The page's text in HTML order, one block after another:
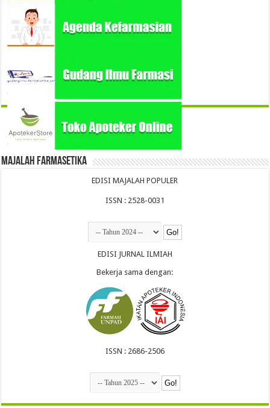
Majalah Farmasetika
EDISI MAJALAH POPULER
ISSN : 2528-0031
EDISI JURNAL ILMIAH
Bekerja sama dengan:
ISSN : 2686-2506